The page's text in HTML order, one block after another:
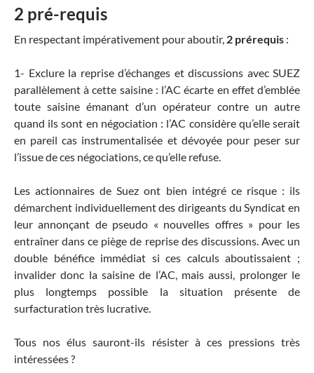
2 pré-requis
En respectant impérativement pour aboutir, 2 prérequis :
1- Exclure la reprise d’échanges et discussions avec SUEZ
parallèlement à cette saisine : l’AC écarte en effet d’emblée
toute saisine émanant d’un opérateur contre un autre
quand ils sont en négociation : l’AC considère qu’elle serait
en pareil cas instrumentalisée et dévoyée pour peser sur
l’issue de ces négociations, ce qu’elle refuse.
Les actionnaires de Suez ont bien intégré ce risque : ils
démarchent individuellement des dirigeants du Syndicat en
leur annonçant de pseudo « nouvelles offres » pour les
entraîner dans ce piège de reprise des discussions. Avec un
double bénéfice immédiat si ces calculs aboutissaient ;
invalider donc la saisine de l’AC, mais aussi, prolonger le
plus longtemps possible la situation présente de
surfacturation très lucrative.
Tous nos élus sauront-ils résister à ces pressions très
intéressées ?